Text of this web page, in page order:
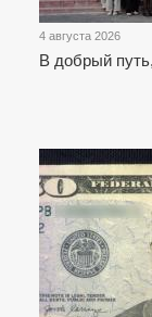
4 августа 2026
В добрый